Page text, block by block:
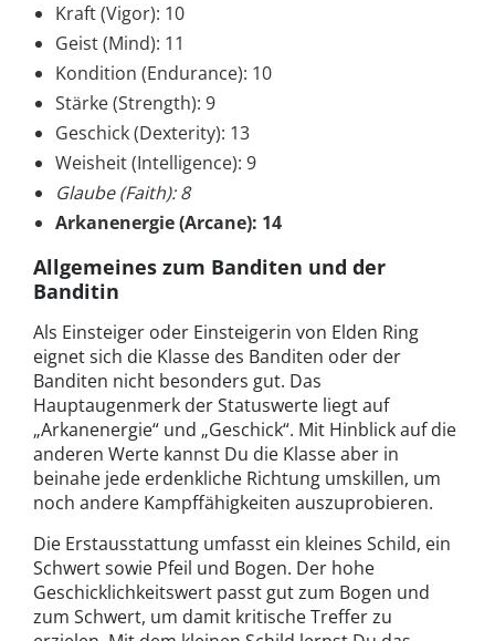
Kraft (Vigor): 10
Geist (Mind): 11
Kondition (Endurance): 10
Stärke (Strength): 9
Geschick (Dexterity): 13
Weisheit (Intelligence): 9
Glaube (Faith): 8
Arkanenergie (Arcane): 14
Allgemeines zum Banditen und der
Banditin
Als Einsteiger oder Einsteigerin von Elden Ring
eignet sich die Klasse des Banditen oder der
Banditen nicht besonders gut. Das
Hauptaugenmerk der Statuswerte liegt auf
„Arkanenergie“ und „Geschick“. Mit Hinblick auf die
anderen Werte kannst Du die Klasse aber in
beinahe jede erdenkliche Richtung umskillen, um
noch andere Kampffähigkeiten auszuprobieren.
Die Erstausstattung umfasst ein kleines Schild, ein
Schwert sowie Pfeil und Bogen. Der hohe
Geschicklichkeitswert passt gut zum Bogen und
zum Schwert, um damit kritische Treffer zu